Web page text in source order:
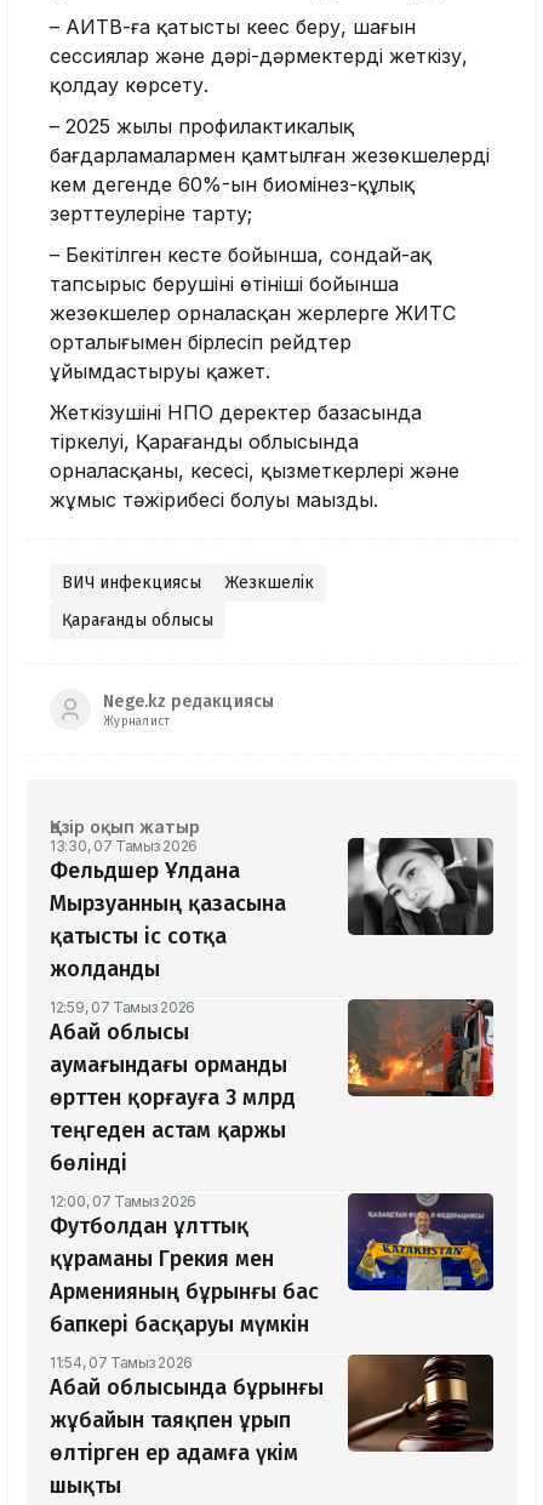
– АИТВ-ға қатысты кеңес беру, шағын
сессиялар және дәрі-дәрмектерді жеткізу,
қолдау көрсету.
– 2025 жылы профилактикалық
бағдарламалармен қамтылған жезөкшелердің
кем дегенде 60%-ын биомінез-құлық
зерттеулеріне тарту;
– Бекітілген кесте бойынша, сондай-ақ
тапсырыс берушінің өтініші бойынша
жезөкшелер орналасқан жерлерге ЖИТС
орталығымен бірлесіп рейдтер
ұйымдастыруы қажет.
Жеткізушінің НПО деректер базасында
тіркелуі, Қарағанды ​​облысында
орналасқаны, кеңсесі, қызметкерлері және
жұмыс тәжірибесі болуы маңызды.
ВИЧ инфекциясы
Жезөкшелік
Қарағанды ​​облысы
Nege.kz редакциясы
Журналист
Қазір оқып жатыр
13:30, 07 Тамыз 2026
Фельдшер Ұлдана
Мырзуанның қазасына
қатысты іс сотқа
жолданды
12:59, 07 Тамыз 2026
Абай облысы
аумағындағы орманды
өрттен қорғауға 3 млрд
теңгеден астам қаржы
бөлінді
12:00, 07 Тамыз 2026
Футболдан ұлттық
құраманы Грекия мен
Арменияның бұрынғы бас
бапкері басқаруы мүмкін
11:54, 07 Тамыз 2026
Абай облысында бұрынғы
жұбайын таяқпен ұрып
өлтірген ер адамға үкім
шықты